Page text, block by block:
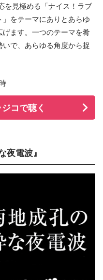
を見極める「ナイス！ラブ
をテーマにありとあらゆ
ます。一つのテーマを肴
で、あらゆる角度から捉
コで聴く
夜電波』